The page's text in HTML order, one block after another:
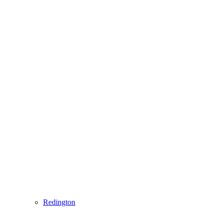
Redington